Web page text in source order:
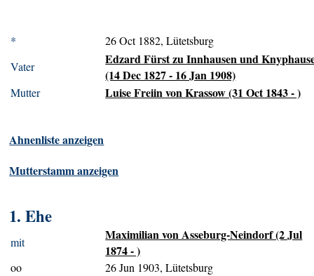
*
26 Oct 1882, Lütetsburg
Vater
Edzard Fürst zu Innhausen und
(14 Dec 1827 - 16 Jan 1908)
Mutter Luise Freiin von Krassow (31 Oct 1843 - )
Ahnenliste anzeigen
Mutterstamm anzeigen
1. Ehe
mit
Maximilian von Asseburg-Neindorf (2 Jul
1874 - )
oo 26 Jun 1903, Lütetsburg